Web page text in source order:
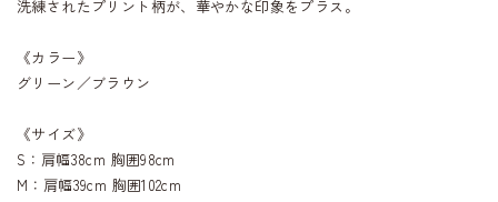
洗練されたプリント柄が、華やかな印象をプラス。
《カラー》
グリーン／ブラウン
《サイズ》
S：肩幅38cm 胸囲98cm
M：肩幅39cm 胸囲102cm